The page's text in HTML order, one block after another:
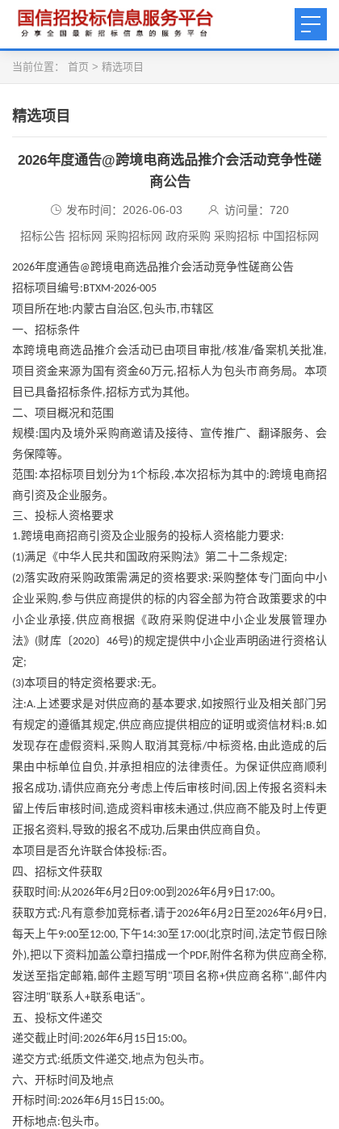
当前位置： 首页 > 精选项目
精选项目
2026年度通告@跨境电商选品推介会活动竞争性磋
商公告
发布时间：2026-06-03 访问量： 720
招标公告 招标网 采购招标网 政府采购 采购招标 中国招标网
2026年度通告@跨境电商选品推介会活动竞争性磋商公告
招标项目编号:BTXM-2026-005
项目所在地:内蒙古自治区 ,包头市,市辖区
一、招标条件
本跨境电商选品推介会活动已由项目审批/核准/备案机关批准,
项目资金来源为国有资金60 万元,招标人为包头市商务局。本项
目已具备招标条件,招标方式为其他。
二、项目概况和范围
规模: 国内及境外采购商邀请及接待、宣传推广、翻译服务、会
务保障等。
范围 :本招标项目划分为 1个标段,本次招标为其中的:跨境电商招
商引资及企业服务。
三、投标人资格要求
1.跨境电商招商引资及企业服务的投标人资格能力要求:
(1)满足《中华人民共和国政府采购法》第二十二条规定;
(2)落实政府采购政策需满足的资格要求:采购整体专门面向中小
企业采购,参与供应商提供的标的内容全部为符合政策要求的中
小企业承接,供应商根据《政府采购促进中小企业发展管理办
法》 (财库〔2020〕46号)的规定提供中小企业声明函进行资格认
定;
(3)本项目的特定资格要求:无。
注:A. 上述要求是对供应商的基本要求,如按照行业及相关部门另
有规定的遵循其规定,供应商应提供相应的证明或资信材料;B.如
发现存在虚假资料,采购人取消其竞标/中标资格, 由此造成的后
果由中标单位自负 ,并承担相应的法律责任。为保证供应商顺利
报名成功,请供应商充分考虑上传后审核时间 , 因上传报名资料未
留上传后审核时间 ,造成资料审核未通过 ,供应商不能及时上传更
正报名资料,导致的报名不成功,后果由供应商自负。
本项目是否允许联合体投标:否。
四、招标文件获取
获取时间 :从2026年6月 2 日 09:00到 2026年6月 9 日 17:00。
获取方式:凡有意参加竞标者,请于2026年6月 2 日至2026年6月 9 日 ,
每天上午9:00至12:00, 下午14:30至 17:00(北京时间 ,法定节假日除
外),把以下资料加盖公章扫描成一个PDF, 附件名称为供应商全称,
发送至指定邮箱, 邮件主题写明 "项目名称+供应商名称", 邮件内
容注明 "联系人+联系电话"。
五、投标文件递交
递交截止时间 :2026年6月 15 日 15:00。
递交方式:纸质文件递交,地点为包头市。
六、开标时间及地点
开标时间 :2026年6月 15 日 15:00。
开标地点:包头市。